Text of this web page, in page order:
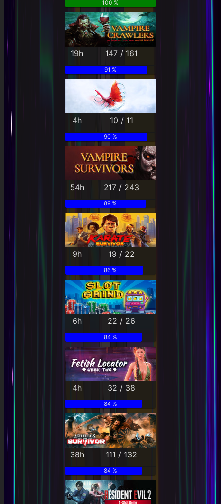
100 %
19h 147 / 161
91 %
4h 10 / 11
90 %
54h 217 / 243
89 %
9h 19 / 22
86 %
6h 22 / 26
84 %
4h 32 / 38
84 %
38h 111 / 132
84 %